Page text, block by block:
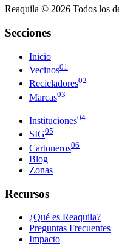
Reaquila © 2026 Todos los
Secciones
Inicio
Vecinos01
Recicladores02
Marcas03
Instituciones04
SIG05
Cartoneros06
Blog
Zonas
Recursos
¿Qué es Reaquila?
Preguntas Frecuentes
Impacto